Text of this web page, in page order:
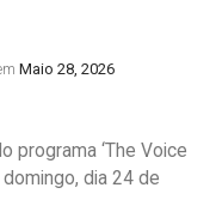
Maio 28, 2026
programa ‘The Voice
domingo, dia 24 de